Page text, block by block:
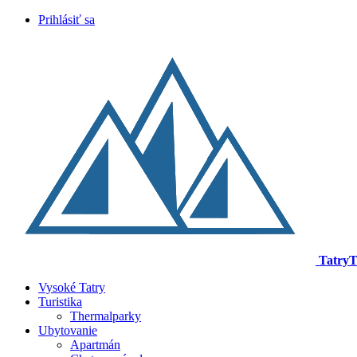
Prihlásiť sa
Vysoké Tatry
Turistika
Thermalparky
Ubytovanie
Apartmán